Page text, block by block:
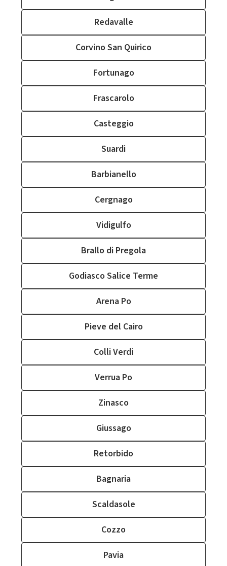
Redavalle
Corvino San Quirico
Fortunago
Frascarolo
Casteggio
Suardi
Barbianello
Cergnago
Vidigulfo
Brallo di Pregola
Godiasco Salice Terme
Arena Po
Pieve del Cairo
Colli Verdi
Verrua Po
Zinasco
Giussago
Retorbido
Bagnaria
Scaldasole
Cozzo
Pavia